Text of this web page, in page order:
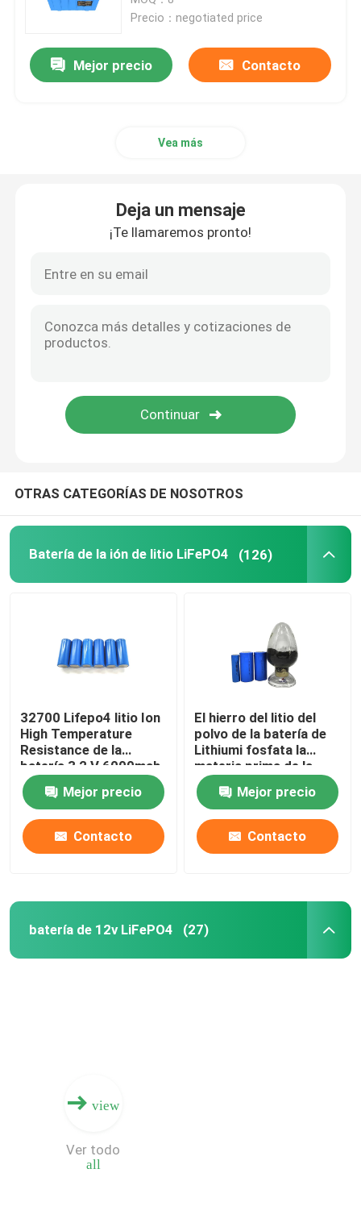
Batería casera de la energía
pequeña batería del lipo
batería de 48V LiFePO4
Del inversor híbrido solar de la rejilla
Estación de energía portátil
Precio：negotiated price
Mejor precio Contacto
Vea más
Deja un mensaje
¡Te llamaremos pronto!
OTRAS CATEGORÍAS DE NOSOTROS
Batería de la ión de litio LiFePO4 (126)
32700 Lifepo4 litio Ion
High Temperature
Resistance de la
batería 3,2 V 6000mah
Mejor precio
Contacto
El hierro del litio del
polvo de la batería de
Lithiumi fosfata la
materia prima de la
batería de litio del
polvo LiFePO4
Mejor precio
Contacto
batería de 12v LiFePO4 (27)
view
all
Ver todo